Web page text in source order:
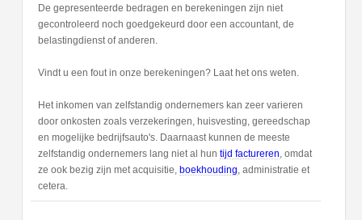
De gepresenteerde bedragen en berekeningen zijn niet
gecontroleerd noch goedgekeurd door een accountant, de
belastingdienst of anderen.
Vindt u een fout in onze berekeningen? Laat het ons weten.
Het inkomen van zelfstandig ondernemers kan zeer varieren
door onkosten zoals verzekeringen, huisvesting, gereedschap
en mogelijke bedrijfsauto's. Daarnaast kunnen de meeste
zelfstandig ondernemers lang niet al hun tijd factureren , omdat
ze ook bezig zijn met acquisitie, boekhouding , administratie et
cetera.